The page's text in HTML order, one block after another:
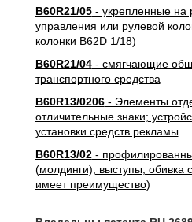
B60R21/05- укрепленные на
управления или рулевой
колонки B62D 1/18)
B60R21/04- смягчающие
транспортного средства
B60R13/0206- Элементы
отличительные знаки;
установки средств рекламы
B60R13/02-
(молдинги); выступы; обивка
имеет преимущество)